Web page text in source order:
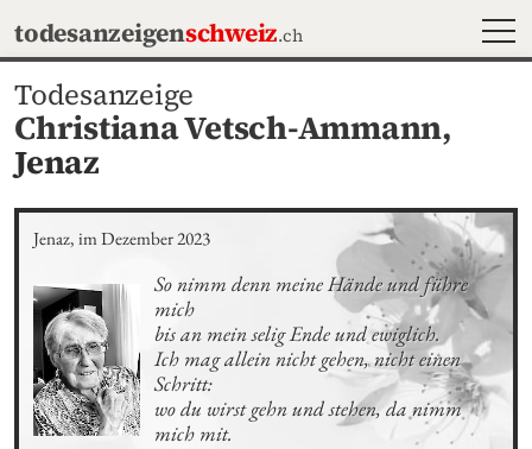
todesanzeigenschweiz.ch
Todesanzeige
Christiana Vetsch-Ammann,
Jenaz
Jenaz, im Dezember 2023
So nimm denn meine Hände und führe
mich
bis an mein selig Ende und ewiglich.
Ich mag allein nicht gehen, nicht einen
Schritt:
wo du wirst gehn und stehen, da nimm
mich mit.